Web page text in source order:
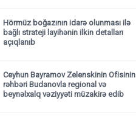
Hörmüz boğazının idarə olunması ilə
bağlı strateji layihənin ilkin detalları
açıqlanıb
Ceyhun Bayramov Zelenskinin Ofisinin
rəhbəri Budanovla regional və
beynəlxalq vəziyyəti müzakirə edib